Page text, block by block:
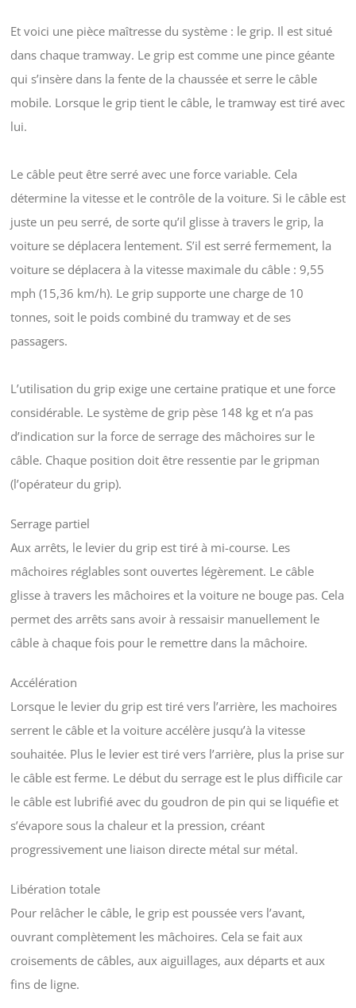
Et voici une pièce maîtresse du système : le grip. Il est situé
dans chaque tramway. Le grip est comme une pince géante
qui s’insère dans la fente de la chaussée et serre le câble
mobile. Lorsque le grip tient le câble, le tramway est tiré avec
lui.
Le câble peut être serré avec une force variable. Cela
détermine la vitesse et le contrôle de la voiture. Si le câble est
juste un peu serré, de sorte qu’il glisse à travers le grip, la
voiture se déplacera lentement. S’il est serré fermement, la
voiture se déplacera à la vitesse maximale du câble : 9,55
mph (15,36 km/h). Le grip supporte une charge de 10
tonnes, soit le poids combiné du tramway et de ses
passagers.
L’utilisation du grip exige une certaine pratique et une force
considérable. Le système de grip pèse 148 kg et n’a pas
d’indication sur la force de serrage des mâchoires sur le
câble. Chaque position doit être ressentie par le gripman
(l’opérateur du grip).
Serrage partiel
Aux arrêts, le levier du grip est tiré à mi-course. Les
mâchoires réglables sont ouvertes légèrement. Le câble
glisse à travers les mâchoires et la voiture ne bouge pas. Cela
permet des arrêts sans avoir à ressaisir manuellement le
câble à chaque fois pour le remettre dans la mâchoire.
Accélération
Lorsque le levier du grip est tiré vers l’arrière, les machoires
serrent le câble et la voiture accélère jusqu’à la vitesse
souhaitée. Plus le levier est tiré vers l’arrière, plus la prise sur
le câble est ferme. Le début du serrage est le plus difficile car
le câble est lubrifié avec du goudron de pin qui se liquéfie et
s’évapore sous la chaleur et la pression, créant
progressivement une liaison directe métal sur métal.
Libération totale
Pour relâcher le câble, le grip est poussée vers l’avant,
ouvrant complètement les mâchoires. Cela se fait aux
croisements de câbles, aux aiguillages, aux départs et aux
fins de ligne.